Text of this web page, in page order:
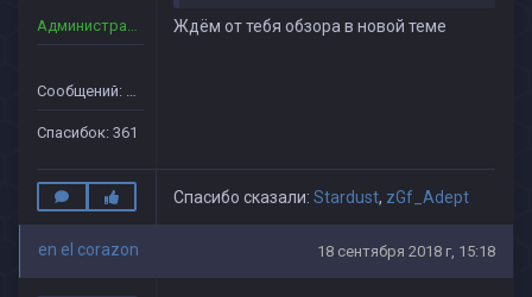
Администраторы
Сообщений: 160
Спасибок: 361
Ждём от тебя обзора в новой теме
Спасибо сказали: Stardust, zGf_Adept
en el corazon 18 сентября 2018 г, 15:18